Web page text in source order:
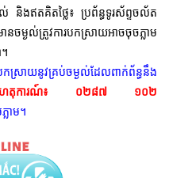
និងឥតគិតថ្លៃ៖ ប្រព័ន្ធទូរស័ព្ទចល័ត
ានចម្ងល់ត្រូវការបកស្រាយអាចចុចភ្លាម
ស្រាយនូវគ្រប់ចម្ងល់ដែលពាក់ព័ន្ធនឹង
េតុការណ៍៖ ០២៨៧ ១០២
លាម។